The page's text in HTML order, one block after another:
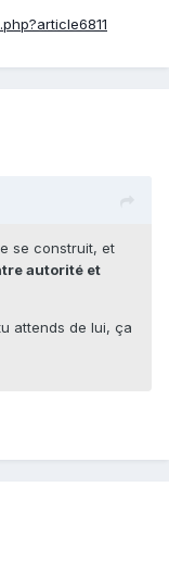
se construit, et
autorité et
attends de lui, ça